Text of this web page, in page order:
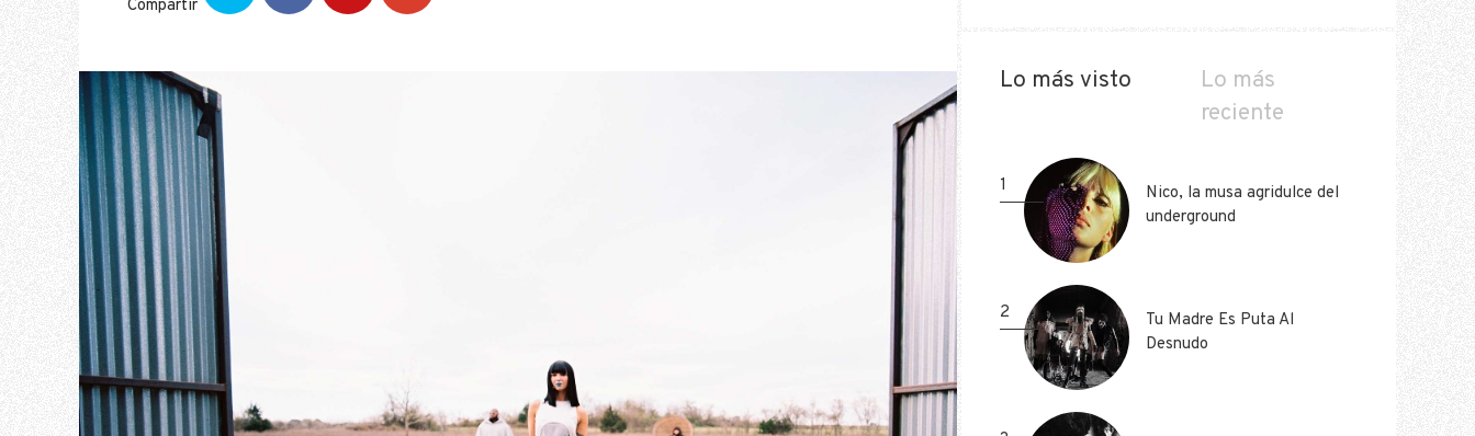
Compartir
Lo más visto
Lo más
reciente
1
Nico, la musa agridulce del
underground
Nico, la musa agridulce del
underground
2
Tu Madre Es Puta Al
Desnudo
Tu Madre Es Puta Al
Desnudo